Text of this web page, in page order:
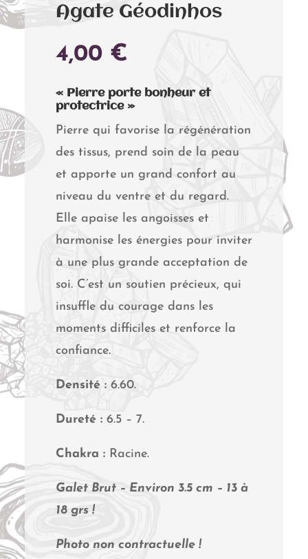
Agate Géodinhos
4,00 €
« Pierre porte bonheur et
protectrice »
Pierre qui favorise la régénération
des tissus, prend soin de la peau
et apporte un grand confort au
niveau du ventre et du regard.
Elle apaise les angoisses et
harmonise les énergies pour inviter
à une plus grande acceptation de
soi. C’est un soutien précieux, qui
insuffle du courage dans les
moments difficiles et renforce la
confiance.
Densité :6.60.
Dureté :6.5 – 7.
Chakra :Racine.
Galet Brut – Environ 3.5 cm – 13 à
18 grs !
Photo non contractuelle !